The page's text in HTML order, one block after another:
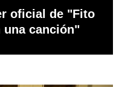
oficial de "Fito
una canción"